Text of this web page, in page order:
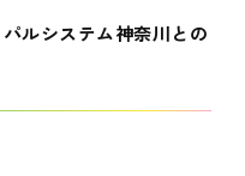
ルシステム神奈川との